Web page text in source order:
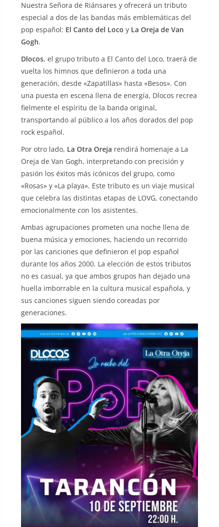
Nuestra Señora de Riánsares y ofrecerá un tributo
especial a dos de las bandas más emblemáticas del
pop español: El Canto del Loco y La Oreja de Van
Gogh.
Dlocos, el grupo tributo a El Canto del Loco, traerá de
vuelta los himnos que definieron a toda una
generación, desde «Zapatillas» hasta «Besos». Con
una puesta en escena llena de energía, Dlocos recrea
fielmente el espíritu de la banda original,
transportando al público a los años dorados del pop
rock español.
Por otro lado, La Otra Oreja rendirá homenaje a La
Oreja de Van Gogh, interpretando con precisión y
pasión los éxitos más icónicos del grupo, como
«Rosas» y «La playa». Este tributo es un viaje musical
que celebra las distintas etapas de LOVG, conectando
emocionalmente con los asistentes.
Ambas agrupaciones prometen una noche llena de
buena música y emociones, haciendo un recorrido
por las canciones que definieron el pop español
durante los años 2000. La elección de estos tributos
no es casual, ya que ambos grupos han dejado una
huella imborrable en la cultura musical española, y
sus canciones siguen siendo coreadas por
generaciones.